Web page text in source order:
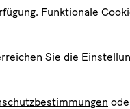
Funktionale
Sie die